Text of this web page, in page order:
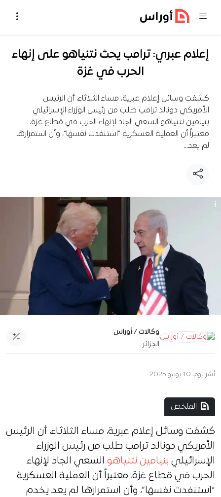
إعلام عبري: ترامب يحث نتنياهو على إنهاء
الحرب في غزة
كشفت وسائل إعلام عبرية، مساء الثلاثاء، أن الرئيس
الأمريكي دونالد ترامب طلب من رئيس الوزراء الإسرائيلي
بنيامين نتنياهو السعي الجاد لإنهاء الحرب في قطاع غزة،
معتبراً أن العملية العسكرية "استنفدت نفسها"، وأن استمرارها
لم يعد…
وكالات / أوراس
الجزائر
نُشر يوم: 10 يونيو 2025
الملخص
كشفت وسائل إعلام عبرية، مساء الثلاثاء، أن الرئيس
الأمريكي دونالد ترامب طلب من رئيس الوزراء
الإسرائيلي بنيامين نتنياهو السعي الجاد لإنهاء
الحرب في قطاع غزة، معتبراً أن العملية العسكرية
“استنفدت نفسها”، وأن استمرارها لم يعد يخدم